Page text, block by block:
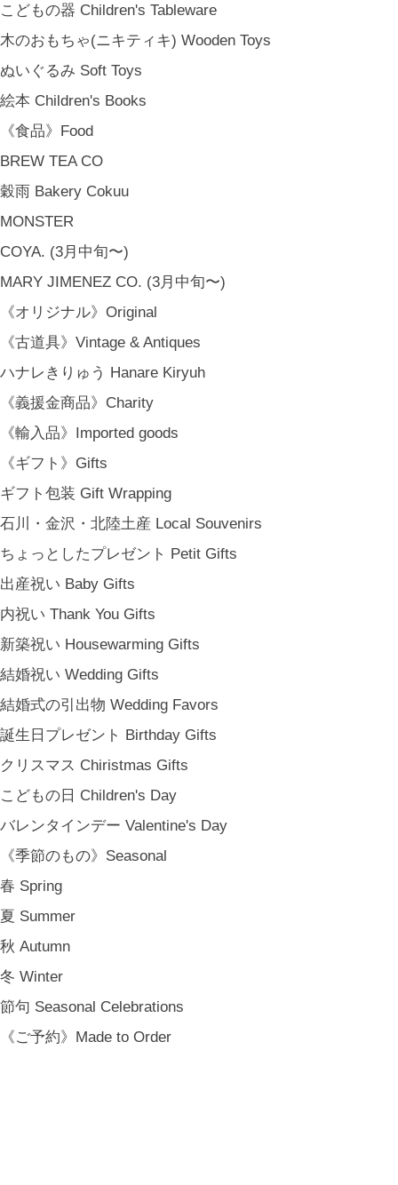
こどもの器 Children's Tableware
木のおもちゃ(ニキティキ) Wooden Toys
ぬいぐるみ Soft Toys
絵本 Children's Books
《食品》Food
BREW TEA CO
穀雨 Bakery Cokuu
MONSTER
COYA. (3月中旬〜)
MARY JIMENEZ CO. (3月中旬〜)
《オリジナル》Original
《古道具》Vintage & Antiques
ハナレきりゅう Hanare Kiryuh
《義援金商品》Charity
《輸入品》Imported goods
《ギフト》Gifts
ギフト包装 Gift Wrapping
石川・金沢・北陸土産 Local Souvenirs
ちょっとしたプレゼント Petit Gifts
出産祝い Baby Gifts
内祝い Thank You Gifts
新築祝い Housewarming Gifts
結婚祝い Wedding Gifts
結婚式の引出物 Wedding Favors
誕生日プレゼント Birthday Gifts
クリスマス Chiristmas Gifts
こどもの日 Children's Day
バレンタインデー Valentine's Day
《季節のもの》Seasonal
春 Spring
夏 Summer
秋 Autumn
冬 Winter
節句 Seasonal Celebrations
《ご予約》Made to Order
TOP
MY PAGE
[ MAIL MAGAZINE ]
登録
[ NOTICE ]
プライバシーポリシー